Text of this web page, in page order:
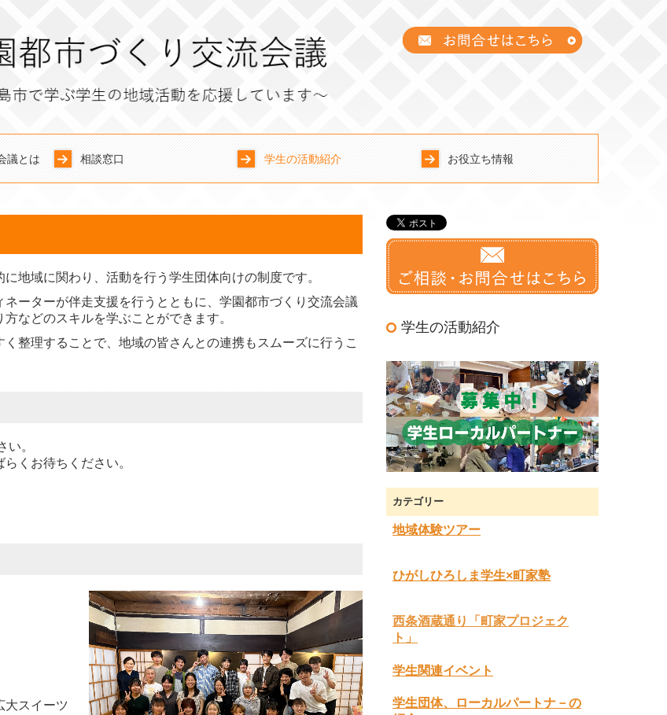
議とは 相談窓口 学生の活動紹介 お役立ち情報
地域に関わり、活動を行う 学生団体向けの制度です。
ーターが伴走支援を行うとともに、学園都市づくり交流会議
などのスキルを学ぶことができます。
整理することで、地域の皆さんとの連携もスムーズに行うこ
入し届け出を行ってください。
くお待ちください。
大スイーツ
学生の活動紹介
カテゴリー
地域体験ツアー
ひがしひろしま学生×町家塾
西条酒蔵通り「町家プロジェク
ト」
学生関連イベント
学生団体、ローカルパートナ－の